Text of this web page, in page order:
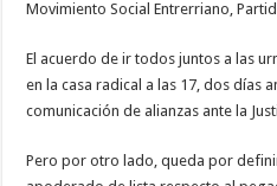
Movimiento Social Entrerriano,
El acuerdo de ir todos juntos a las
en la casa radical a las 17, dos días
comunicación de alianzas ante la
Pero por otro lado, queda por